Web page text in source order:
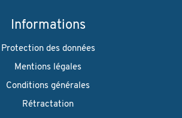
Informations
Protection des données
Mentions légales
Conditions générales
Rétractation